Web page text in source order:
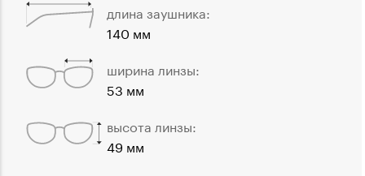
длина заушника:
140 мм
ширина линзы:
53 мм
высота линзы:
49 мм